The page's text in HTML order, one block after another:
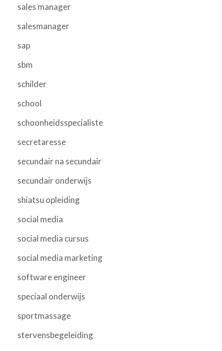
sales manager
salesmanager
sap
sbm
schilder
school
schoonheidsspecialiste
secretaresse
secundair na secundair
secundair onderwijs
shiatsu opleiding
social media
social media cursus
social media marketing
software engineer
speciaal onderwijs
sportmassage
stervensbegeleiding